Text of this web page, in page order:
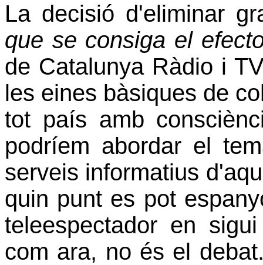
La decisió d'eliminar
que se consiga el
de Catalunya Ràdio i
les eines bàsiques de
tot país amb
podríem abordar el
serveis informatius
quin punt es pot
teleespectador en
com ara, no és el